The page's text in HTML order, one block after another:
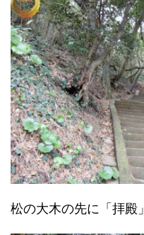
松の大木の先に「拝殿